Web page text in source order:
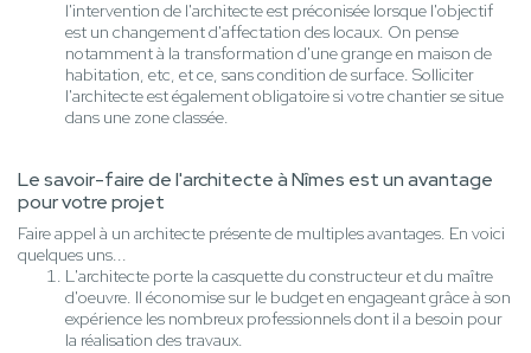
l'intervention de l'architecte est préconisée lorsque l'objectif
est un changement d'affectation des locaux. On pense
notamment à la transformation d'une grange en maison de
habitation, etc, et ce, sans condition de surface. Solliciter
l'architecte est également obligatoire si votre chantier se situe
dans une zone classée.
Le savoir-faire de l'architecte à Nîmes est un avantage
pour votre projet
Faire appel à un architecte présente de multiples avantages. En voici
quelques uns...
L'architecte porte la casquette du constructeur et du maître
d'oeuvre. Il économise sur le budget en engageant grâce à son
expérience les nombreux professionnels dont il a besoin pour
la réalisation des travaux.